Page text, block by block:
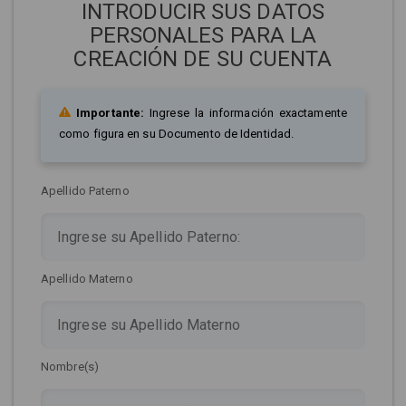
INTRODUCIR SUS DATOS
PERSONALES PARA LA
CREACIÓN DE SU CUENTA
Importante: Ingrese la información exactamente
como figura en su Documento de Identidad.
Apellido Paterno
Apellido Materno
Nombre(s)